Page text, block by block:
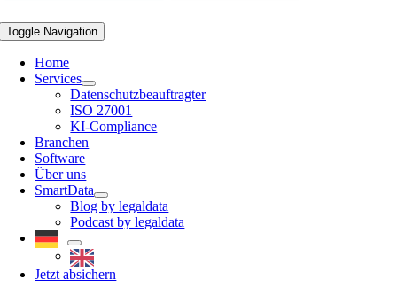
Toggle Navigation
Home
Services
Datenschutzbeauftragter
ISO 27001
KI-Compliance
Branchen
Software
Über uns
SmartData
Blog by legaldata
Podcast by legaldata
Jetzt absichern